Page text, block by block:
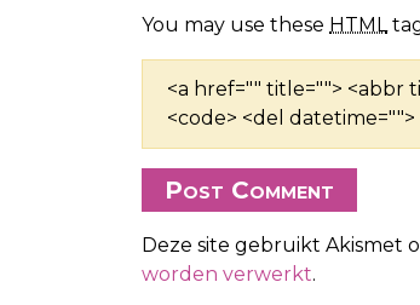
You may use these HTML
<a href="" title=""> <abbr
<code> <del datetime="">
Deze site gebruikt Akismet
worden verwerkt.